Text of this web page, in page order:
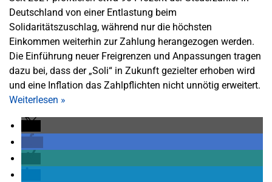
Deutschland von einer Entlastung beim
Solidaritätszuschlag, während nur die höchsten
Einkommen weiterhin zur Zahlung herangezogen werden.
Die Einführung neuer Freigrenzen und Anpassungen tragen
dazu bei, dass der „Soli“ in Zukunft gezielter erhoben wird
und eine Inflation das Zahlpflichten nicht unnötig erweitert.
Weiterlesen »